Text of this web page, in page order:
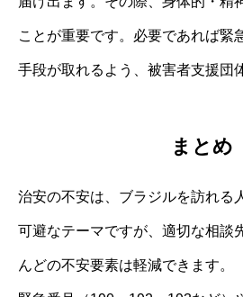
ことが重要です。必要であれば緊
手段が取れるよう、被害者支援団
まとめ
治安の不安は、ブラジルを訪れる
可避なテーマですが、適切な相談
んどの不安要素は軽減できます。